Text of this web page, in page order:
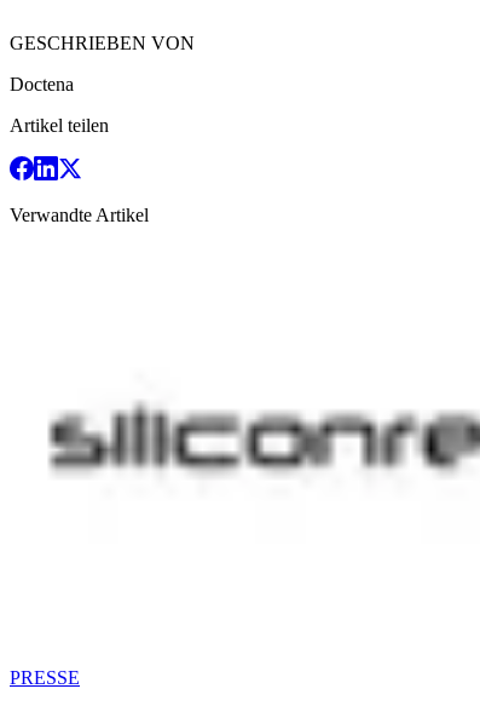
GESCHRIEBEN VON
Doctena
Artikel teilen
Verwandte Artikel
PRESSE